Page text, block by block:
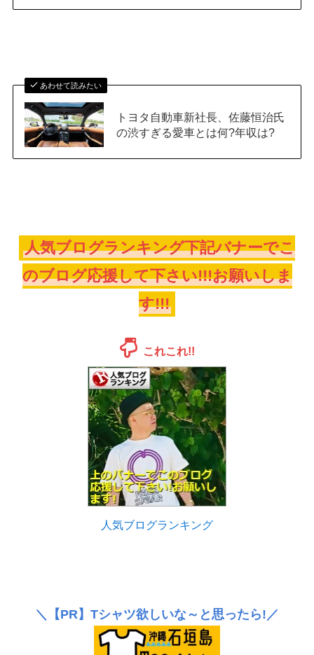
あわせて読みたい
トヨタ自動車新社長、佐藤恒治氏
の渋すぎる愛車とは何?年収は?
人気ブログランキング下記バナーでこ
のブログ応援して下さい!!!お願いしま
す!!!
これこれ!!
人気ブログランキング
＼ 【PR】 Tシャツ欲しいな～と思ったら!／